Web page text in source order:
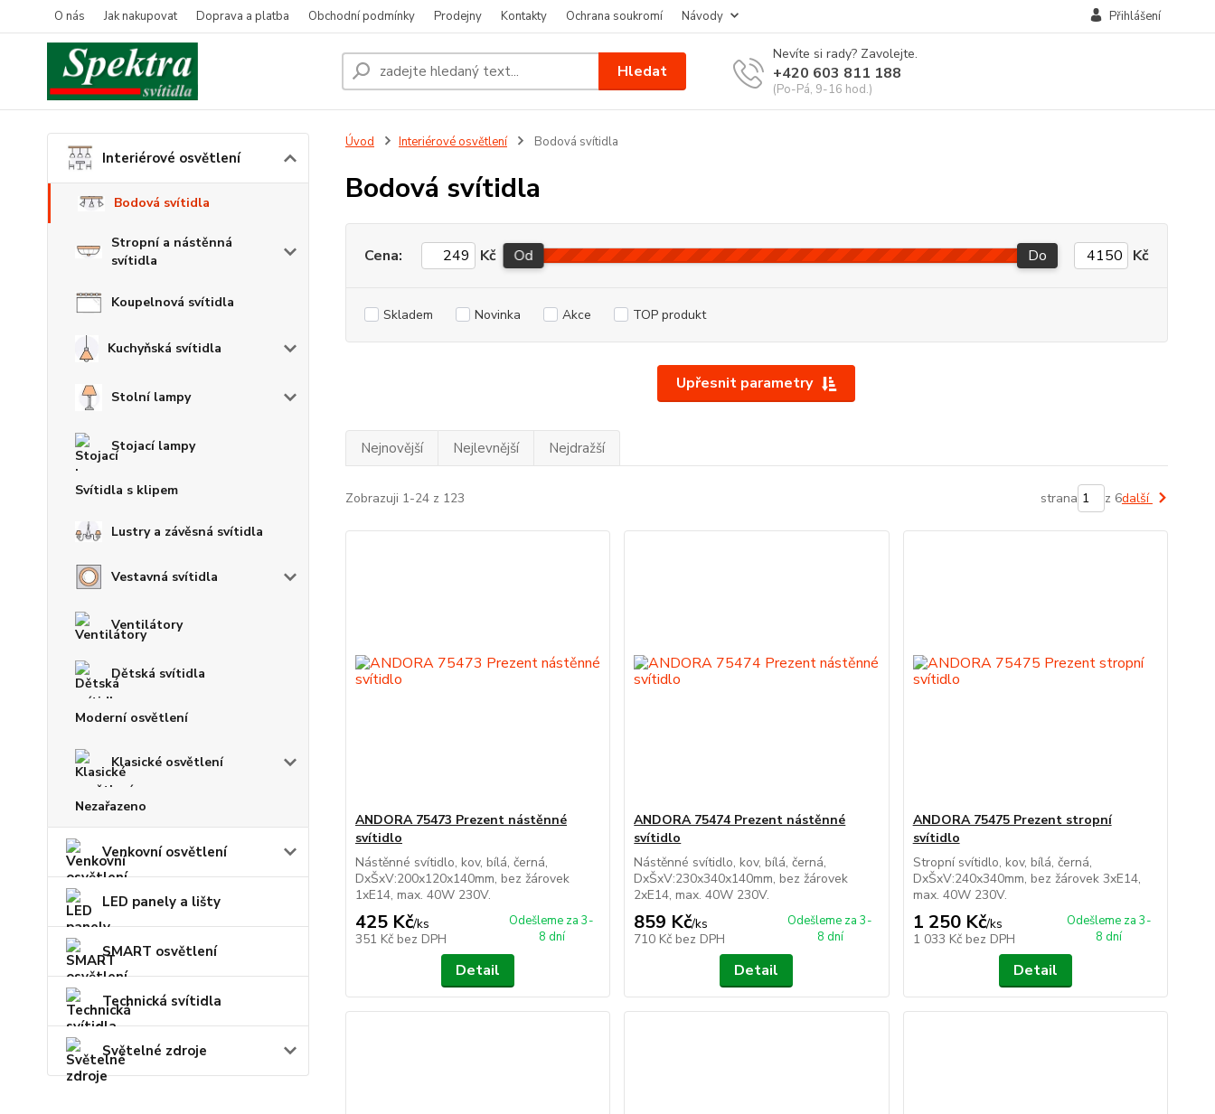
O nás Jak nakupovat Doprava a platba Obchodní podmínky Prodejny Kontakty Ochrana soukromí Návody Přihlášení
Hledat
Nevíte si rady? Zavolejte.
+420 603 811 188
(Po-Pá, 9-16 hod.)
Interiérové osvětlení
Bodová svítidla
Stropní a nástěnná
svítidla
Koupelnová svítidla
Kuchyňská svítidla
Stolní lampy
Stojací lampy
Svítidla s klipem
Lustry a závěsná svítidla
Vestavná svítidla
Ventilátory
Dětská svítidla
Moderní osvětlení
Klasické osvětlení
Nezařazeno
Venkovní osvětlení
LED panely a lišty
SMART osvětlení
Technická svítidla
Světelné zdroje
Úvod Interiérové osvětlení Bodová svítidla
Bodová svítidla
Upřesnit parametry
Cena: Kč Od Do Kč
Skladem Novinka Akce TOP produkt
Nejnovější Nejlevnější Nejdražší
Zobrazuji 1-24 z 123 strana z 6další
ANDORA 75473 Prezent nástěnné
svítidlo
Nástěnné svítidlo, kov, bílá, černá,
DxŠxV:200x120x140mm, bez žárovek
1xE14, max. 40W 230V.
425 Kč/ks
351 Kč bez DPH
Odešleme za 3-
8 dní
Detail
ANDORA 75474 Prezent nástěnné
svítidlo
Nástěnné svítidlo, kov, bílá, černá,
DxŠxV:230x340x140mm, bez žárovek
2xE14, max. 40W 230V.
859 Kč/ks
710 Kč bez DPH
Odešleme za 3-
8 dní
Detail
ANDORA 75475 Prezent stropní
svítidlo
Stropní svítidlo, kov, bílá, černá,
DxŠxV:240x340mm, bez žárovek 3xE14,
max. 40W 230V.
1 250 Kč/ks
1 033 Kč bez DPH
Odešleme za 3-
8 dní
Detail